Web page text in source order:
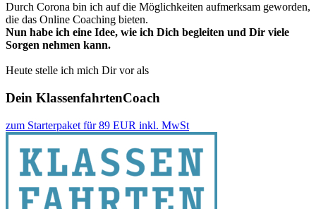
Durch Corona bin ich auf die Möglichkeiten aufmerksam geworden,
die das Online Coaching bieten.
Nun habe ich eine Idee, wie ich Dich begleiten und Dir viele
Sorgen nehmen kann.
Heute stelle ich mich Dir vor als
Dein KlassenfahrtenCoach
zum Starterpaket für 89 EUR inkl. MwSt